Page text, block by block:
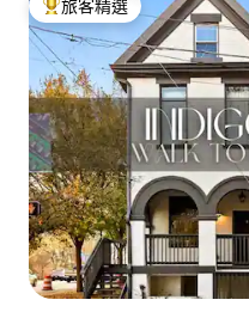
旅客精選榜首
旅客精選